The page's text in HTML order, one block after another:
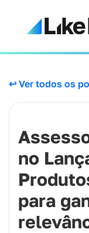
↩ Ver todos os
no
para